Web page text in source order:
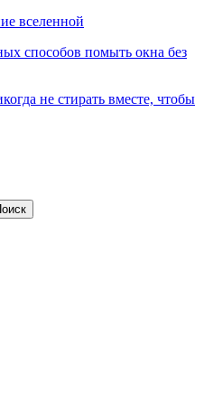
вселенной
способов помыть окна без
не стирать вместе, чтобы